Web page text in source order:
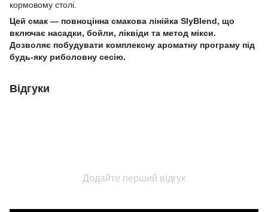
кормовому столі.
Цей смак — повноцінна смакова лінійка SlyBlend, що
включає насадки, бойли, ліквіди та метод мікси.
Дозволяє побудувати комплексну ароматну програму під
будь-яку риболовну сесію.
Відгуки
Додайте перший відгук